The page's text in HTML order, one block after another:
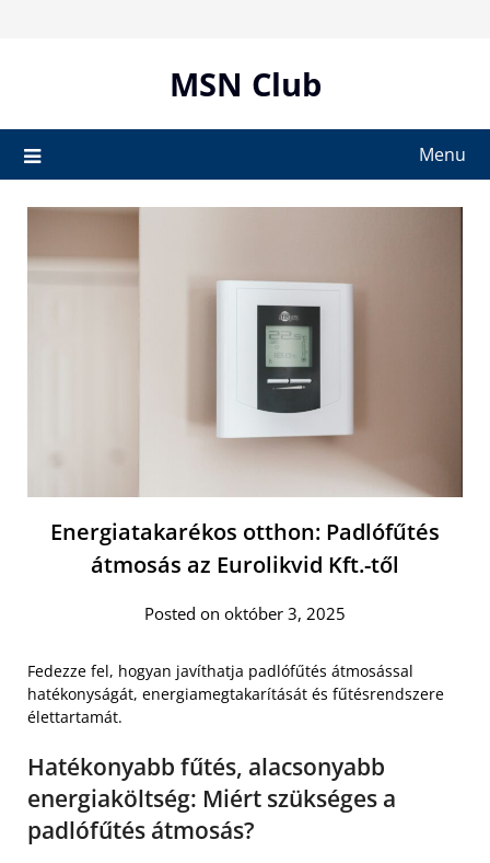
MSN Club
Menu
Energiatakarékos otthon: Padlófűtés
átmosás az Eurolikvid Kft.-től
Posted on október 3, 2025
Fedezze fel, hogyan javíthatja padlófűtés átmosással
hatékonyságát, energiamegtakarítását és fűtésrendszere
élettartamát.
Hatékonyabb fűtés, alacsonyabb
energiaköltség: Miért szükséges a
padlófűtés átmosás?